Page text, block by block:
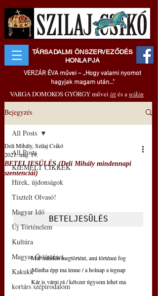
TÁRSADALMI ÖNSZERVEZŐDÉS
HONLAPJA
VERZÁR ÉVA művei – „Hogy valami nyomot
hagyjak magam után..."
VARGA DOMOKOS GYÖRGY művei ittés awikin
Bejegyzés
All Posts
KIEMELT CIKKEK
Hírek, újdonságok
Tisztelt Olvasó!
Magyar Idő
Új Történelem
Kultúra
Magyar Őstörténet
Kakukk
kortárs szépirodalom
All Posts
BETELJESÜLÉS (Deli Mihály mindennapi
szentenciái)
Deli Mihály, Szilaj Csikó
2021. máj. 19.
BETELJESÜLÉS
Már minden megtörtént, ami történni fog
Mintha épp ma lenne / a holnap a tegnap
Kár is várni rá / kétszer úgysem lehet ma